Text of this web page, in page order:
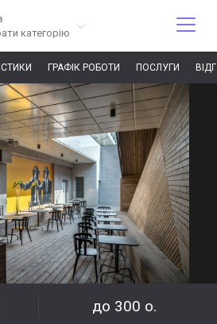
категорію
ГРАФІК РОБОТИ ПОСЛУГИ
до 300 о.